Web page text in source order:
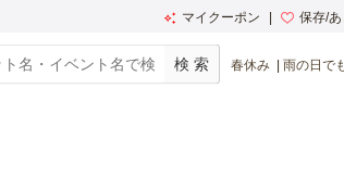
マイクーポン 保存/
春休み 雨の日で